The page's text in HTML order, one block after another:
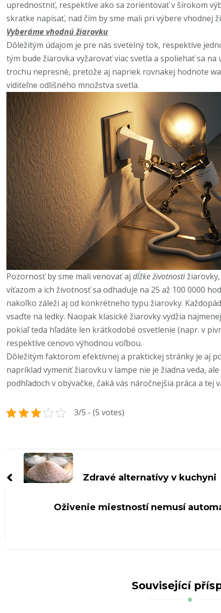
uprednostniť, respektíve ako sa zorientovať v širokom
skratke napísať, nad čím by sme mali pri výbere vhodnej
Vyberáme vhodnú žiarovku
Dôležitým údajom je pre nás svetelný tok, respektíve
tým bude žiarovka vyžarovať viac svetla a spoliehať sa
trochu nepresné, pretože aj napriek rovnakej hodnote
viditeľne odlišného množstva svetla.
Pozornosť by sme mali venovať ajdĺžke životnosti
víťazom a ich životnosť sa odhaduje na 25 až 100 0000
nakoľko záleží aj od konkrétneho typu žiarovky.
vsaďte na ledky. Naopak klasické žiarovky vydžia
pokiaľ teda hľadáte len krátkodobé osvetlenie (napr. v
respektíve cenovo výhodnou voľbou.
Dôležitým faktorom efektívnej a praktickej stránky je aj
napríklad vymeniť žiarovku v lampe nie je žiadna veda,
podhľadoch v obývačke, čaká vás náročnejšia práca a tej
3/5 - (5 votes)
Navigace
příspěvkuZdravé alternatívy v kuchyni
Oživenie miestností nemusí
Související